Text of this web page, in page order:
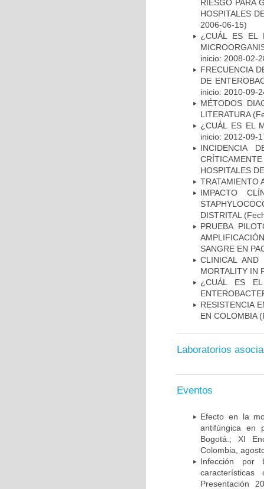
RIESGO PARA
HOSPITALES
2006-06-15)
¿CUÁL ES EL
inicio: 2008-02-
FRECUENCIA
DE
inicio: 2010-09-
MÉTODOS
LITERATURA
¿CUÁL ES EL
inicio: 2012-09-
INCIDENCIA
HOSPITALES
TRATAMIENTO
IMPACTO
DISTRITAL
PRUEBA
SANGRE EN
CLINICAL AND
MORTALITY IN
¿CUÁL ES EL
RESISTENCIA
EN COLOMBIA
Laboratorios
Eventos
Efecto en la
antifúngica en
Bogotá.; XI
Colombia,
Infección por
Presentación